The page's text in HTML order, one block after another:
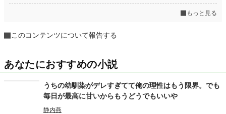
もっと見る
このコンテンツについて報告する
あなたにおすすめの小説
うちの幼馴染がデレすぎてて俺の理性はもう限界。でも
毎日が最高に甘いからもうどうでもいいや
静内燕